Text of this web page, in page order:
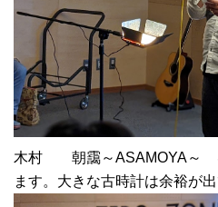
木村 朝靄～ASAMOYA～
ます。大きな古時計は余裕が出